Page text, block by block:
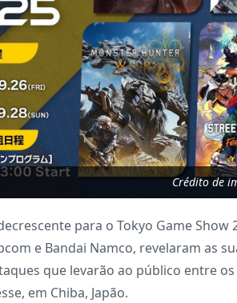
Crédito de
para o Tokyo Game
e Bandai Namco, revelaram as
que levarão ao público entre
em Chiba, Japão.